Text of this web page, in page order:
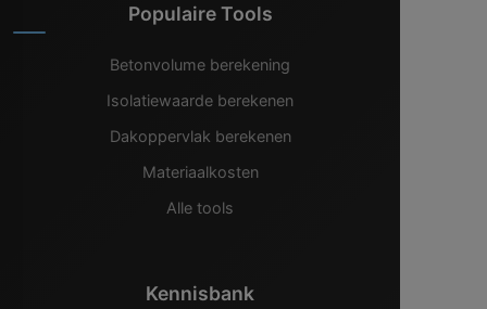
Populaire Tools
Betonvolume berekening
Isolatiewaarde berekenen
Dakoppervlak berekenen
Materiaalkosten
Alle tools
Kennisbank